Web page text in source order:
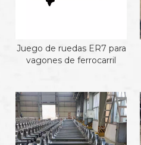
Juego de ruedas ER7 para
vagones de ferrocarril